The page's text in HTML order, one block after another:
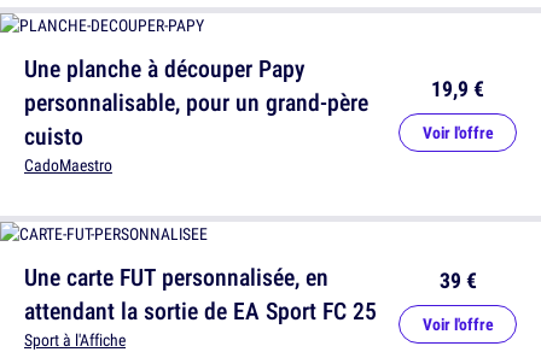
Une carte FUT personnalisée, en
attendant la sortie de EA Sport FC 25
Sport à l'Affiche
39 €
Voir l'offre
Une planche à découper Papy
personnalisable, pour un grand-père
cuisto
CadoMaestro
19,9 €
Voir l'offre